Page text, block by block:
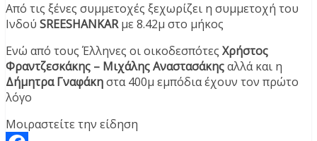
Από τις ξένες συμμετοχές ξεχωρίζει η συμμετοχή του
Ινδού SREESHANKARμε 8.42μ στο μήκος
Ενώ από τους Έλληνες οι οικοδεσπότες Χρήστος
Φραντζεσκάκης – Μιχάλης Αναστασάκηςαλλά και η
Δήμητρα Γναφάκηστα 400μ εμπόδια έχουν τον πρώτο
λόγο
Μοιραστείτε την είδηση